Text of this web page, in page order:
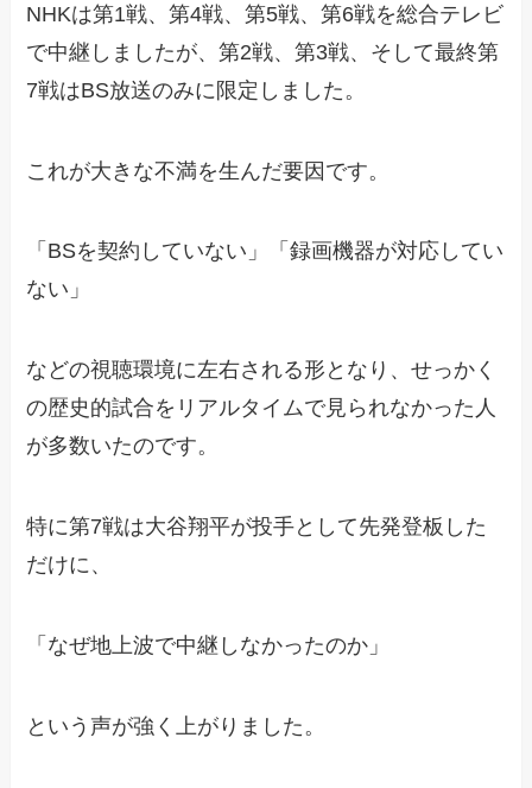
NHKは第1戦、第4戦、第5戦、第6戦を総合テレビ
で中継しましたが、第2戦、第3戦、そして最終第
7戦はBS放送のみに限定しました。
これが大きな不満を生んだ要因です。
「BSを契約していない」「録画機器が対応してい
ない」
などの視聴環境に左右される形となり、せっかく
の歴史的試合をリアルタイムで見られなかった人
が多数いたのです。
特に第7戦は大谷翔平が投手として先発登板した
だけに、
「なぜ地上波で中継しなかったのか」
という声が強く上がりました。